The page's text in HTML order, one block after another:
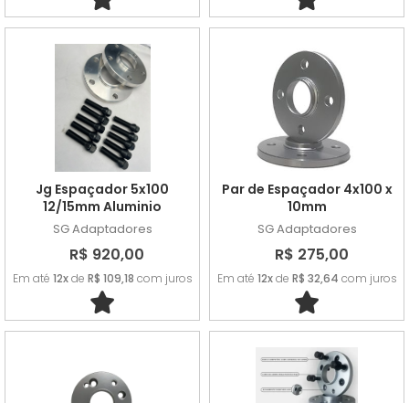
Jg Espaçador 5x100
12/15mm Aluminio
SG Adaptadores
R$ 920,00
Em até 12xde R$ 109,18 com juros
Par de Espaçador 4x100 x
10mm
SG Adaptadores
R$ 275,00
Em até 12xde R$ 32,64 com juros